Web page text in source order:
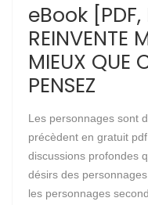
eBook [PDF,
REINVENTE
MIEUX QUE
PENSEZ
Les personnages sont
précèdent en gratuit
discussions profondes
désirs des
les personnages